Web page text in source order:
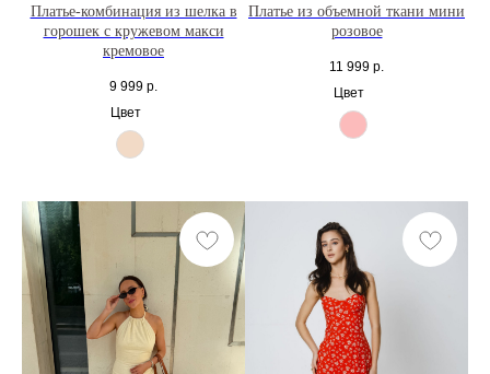
Платье-комбинация из шелка в
горошек с кружевом макси
кремовое
9 999 р.
Цвет
Платье из объемной ткани мини
розовое
11 999 р.
Цвет